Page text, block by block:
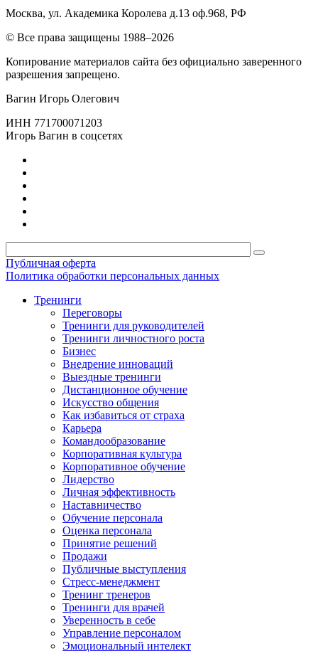
Москва, ул. Академика Королева д.13 оф.968, РФ
© Все права защищены 1988–2026
Копирование материалов сайта без официально заверенного
разрешения запрещено.
Вагин Игорь Олегович
ИНН 771700071203
Игорь Вагин в соцсетях
Публичная оферта
Политика обработки персональных данных
Тренинги
Переговоры
Тренинги для руководителей
Тренинги личностного роста
Бизнес
Внедрение инноваций
Выездные тренинги
Дистанционное обучение
Искусство общения
Как избавиться от страха
Карьера
Командообразование
Корпоративная культура
Корпоративное обучение
Лидерство
Личная эффективность
Наставничество
Обучение персонала
Оценка персонала
Принятие решений
Продажи
Публичные выступления
Стресс-менеджмент
Тренинг тренеров
Тренинги для врачей
Уверенность в себе
Управление персоналом
Эмоциональный интелект